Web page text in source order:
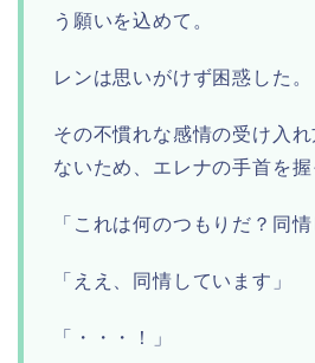
う願いを込めて。
レンは思いがけず困惑した。
その不慣れな感情の受け入
ないため、エレナの手首を握
「これは何のつもりだ？同
「ええ、同情しています」
「・・・！」